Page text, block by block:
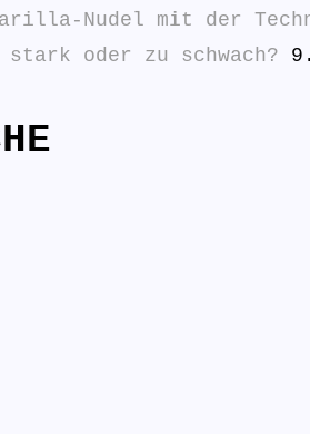
Nudel mit der
oder zu schwach?